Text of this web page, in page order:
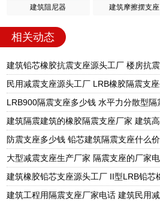
建筑阻尼器 建筑摩擦摆支座
相关动态